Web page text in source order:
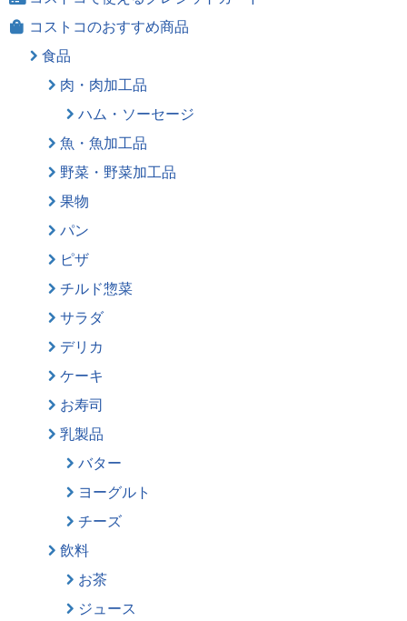
コストコのおすすめ商品
食品
肉・肉加工品
ハム・ソーセージ
魚・魚加工品
野菜・野菜加工品
果物
パン
ピザ
チルド惣菜
サラダ
デリカ
ケーキ
お寿司
乳製品
バター
ヨーグルト
チーズ
飲料
お茶
ジュース